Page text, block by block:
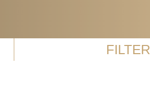
FILTER